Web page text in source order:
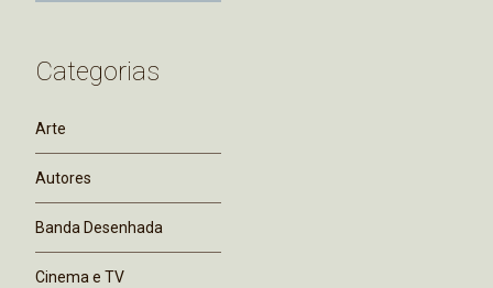
Categorias
Arte
Autores
Banda Desenhada
Cinema e TV